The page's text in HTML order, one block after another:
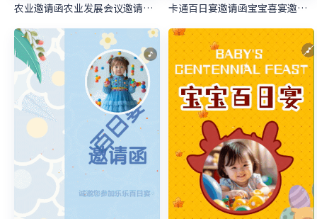
农业邀请函农业发展会议邀请函农业展望大会邀请函 卡通百日宴邀请函宝宝喜宴邀请函生日邀请函